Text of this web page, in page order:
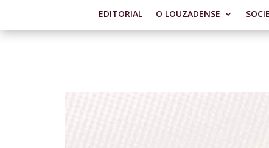
EDITORIAL O LOUZADENSE